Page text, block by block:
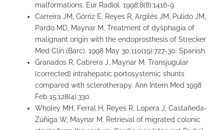
malformations. Eur Radiol. 1998;8(8):1416-9.
Carreira JM, Górriz E, Reyes R, Argilés JM, Pulido JM,
Pardo MD, Maynar M. Treatment of dysphagia of
malignant origin with the endoprosthesis of Strecker.
Med Clin (Barc). 1998 May 30;110(19):727-30. Spanish.
Granados R, Cabrera J, Maynar M. Transjugular
[corrected] intrahepatic portosystemic shunts
compared with sclerotherapy. Ann Intern Med 1998
Feb 15;128(4):330.
Wholey MH, Ferral H, Reyes R, Lopera J, Castañeda-
Zúñiga W, Maynar M. Retrieval of migrated colonic